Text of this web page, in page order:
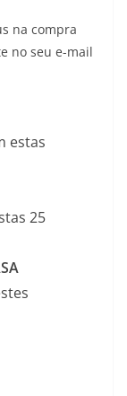
na compra
no seu e-mail
estas
25